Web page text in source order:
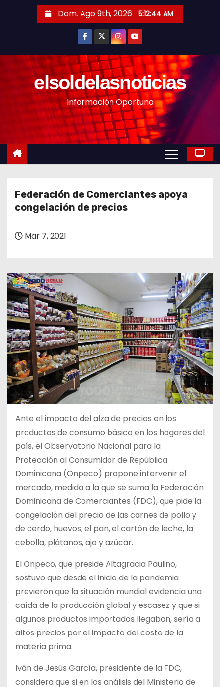
n
Dom. Ago 9th, 2026 5:12:45 AM
elsoldelasnoticias
Información Oportuna
Federación de Comerciantes apoya
congelación de precios
Mar 7, 2021
Ante el impacto del alza de precios en los
productos de consumo básico en los hogares del
país, el Observatorio Nacional para la
Protección al Consumidor de República
Dominicana (Onpeco) propone intervenir el
mercado, medida a la que se suma la Federación
Dominicana de Comerciantes (FDC), que pide la
congelación del precio de las carnes de pollo y
de cerdo, huevos, el pan, el cartón de leche, la
cebolla, plátanos, ajo y azúcar.
El Onpeco, que preside Altagracia Paulino,
sostuvo que desde el inicio de la pandemia
previeron que la situación mundial evidencia una
caída de la producción global y escasez y que si
algunos productos importados llegaban, sería a
altos precios por el impacto del costo de la
materia prima.
Iván de Jesús García, presidente de la FDC,
considera que si en los análisis del Ministerio de